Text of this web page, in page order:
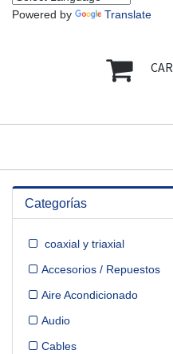
Powered by Translate
Categorías
coaxial y triaxial
Accesorios / Repuestos
Aire Acondicionado
Audio
Cables